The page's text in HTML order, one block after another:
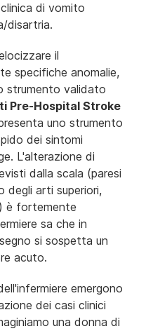
di vomito
disartria.
il
specifiche anomalie,
strumento validato
Pre-Hospital Stroke
uno strumento
dei sintomi
L'alterazione di
dalla scala (paresi
degli arti superiori,
è fortemente
sa che in
si sospetta un
acuto.
emergono
dei casi clinici
una donna di